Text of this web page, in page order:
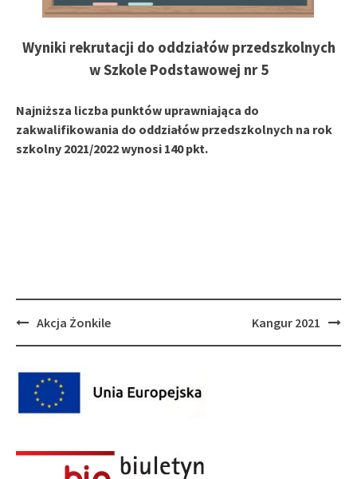
Wyniki rekrutacji do oddziałów przedszkolnych
w Szkole Podstawowej nr 5
Najniższa liczba punktów uprawniająca do
zakwalifikowania do oddziałów przedszkolnych na rok
szkolny 2021/2022 wynosi 140 pkt.
PostAkcja Żonkile Kangur 2021